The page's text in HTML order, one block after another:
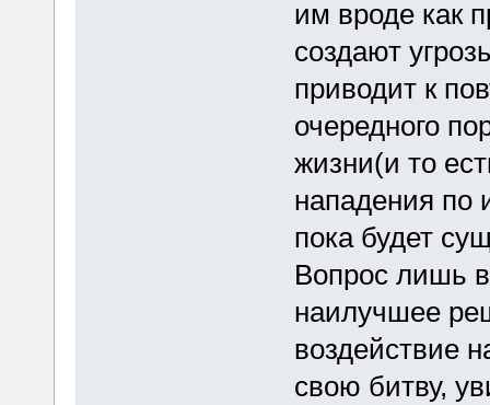
им вроде как
создают
приводит к
очередного
жизни(и то
нападения по
пока будет
Вопрос лишь
наилучшее
воздействие
свою битву,